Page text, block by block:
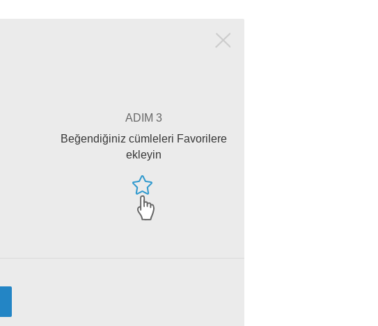
ADIM 3
Beğendiğiniz cümleleri Favorilere
ekleyin